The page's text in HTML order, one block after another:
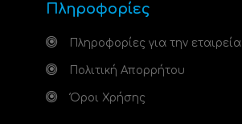
Πληροφορίες
Πληροφορίες για την εταιρεία
Πολιτική Απορρήτου
Όροι Χρήσης